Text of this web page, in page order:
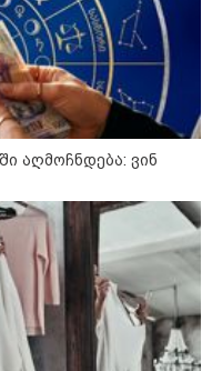
რთული
მოვლა-
განსაკუთრებულ
საჭირო გზების
კომპანიის შექმნა
მდებარე
40-50%-იან
იღებენ, საკმაოდ დიდი
წავალთ - მეგონა,
და ბიზნესს
აღმოჩნდება: ვინ